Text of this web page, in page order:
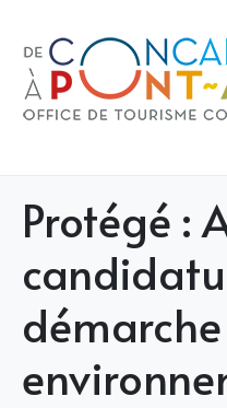
Protégé :
démarche